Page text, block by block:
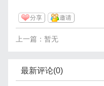
分享 邀请
上一篇：暂无
最新评论(0)